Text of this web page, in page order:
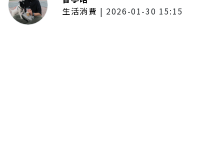
生活消費 | 2026-01-30 15:15